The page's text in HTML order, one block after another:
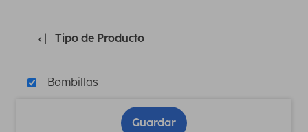
Tipo de Producto
Bombillas
Guardar